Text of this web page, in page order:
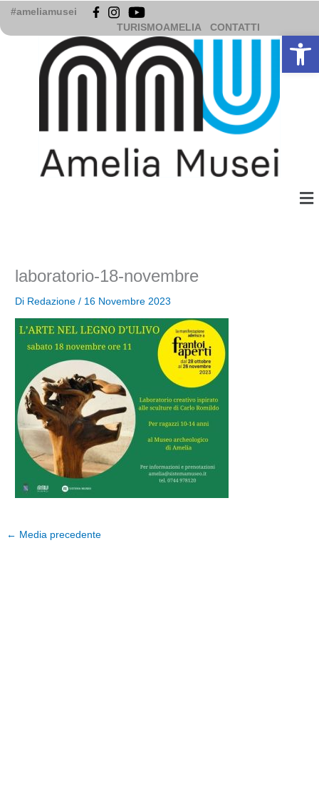
Vai
contenuto
#ameliamusei
TURISMOAMELIA
CONTATTI
laboratorio-18-novembre
Di Redazione/ 16 Novembre 2023
← Media precedente
Apri la